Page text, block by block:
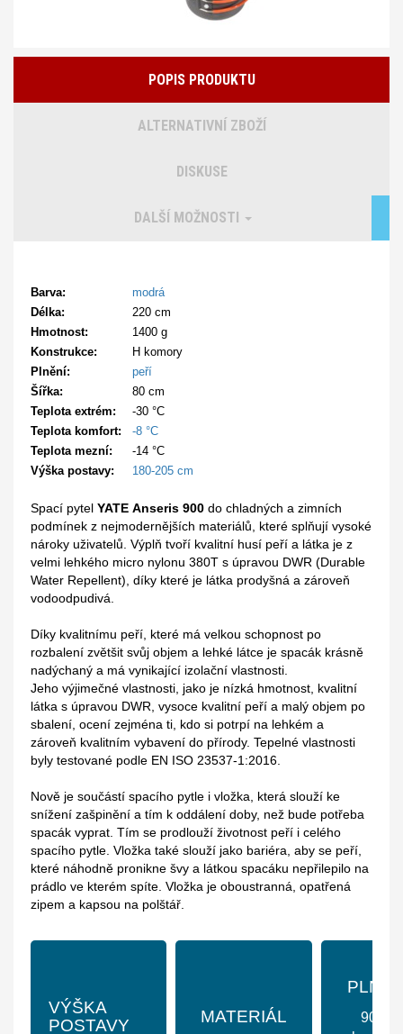
POPIS PRODUKTU
ALTERNATIVNÍ ZBOŽÍ
DISKUSE
DALŠÍ MOŽNOSTI
Barva:
modrá
Délka:
220 cm
Hmotnost:
1400 g
Konstrukce:
H komory
Plnění:
peří
Šířka:
80 cm
Teplota extrém:
-30 °C
Teplota komfort:
-8 °C
Teplota mezní:
-14 °C
Výška postavy: 180-205 cm
Spací pytel YATE Anseris 900 do chladných a zimních
podmínek z nejmodernějších materiálů, které splňují vysoké
nároky uživatelů. Výplň tvoří kvalitní husí peří a látka je z
velmi lehkého micro nylonu 380T s úpravou DWR (Durable
Water Repellent), díky které je látka prodyšná a zároveň
vodoodpudivá.
Díky kvalitnímu peří, které má velkou schopnost po
rozbalení zvětšit svůj objem a lehké látce je spacák krásně
nadýchaný a má vynikající izolační vlastnosti.
Jeho výjimečné vlastnosti, jako je nízká hmotnost, kvalitní
látka s úpravou DWR, vysoce kvalitní peří a malý objem po
sbalení, ocení zejména ti, kdo si potrpí na lehkém a
zároveň kvalitním vybavení do přírody. Tepelné vlastnosti
byly testované podle EN ISO 23537-1:2016.
Nově je součástí spacího pytle i vložka, která slouží ke
snížení zašpinění a tím k oddálení doby, než bude potřeba
spacák vyprat. Tím se prodlouží životnost peří i celého
spacího pytle. Vložka také slouží jako bariéra, aby se peří,
které náhodně pronikne švy a látkou spacáku nepřilepilo na
prádlo ve kterém spíte. Vložka je oboustranná, opatřená
zipem a kapsou na polštář.
VÝŠKA
POSTAVY
MATERIÁL
900 g